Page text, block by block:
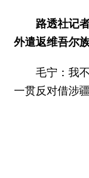
路透社记
外遣返维吾尔
毛宁：我
一贯反对借涉